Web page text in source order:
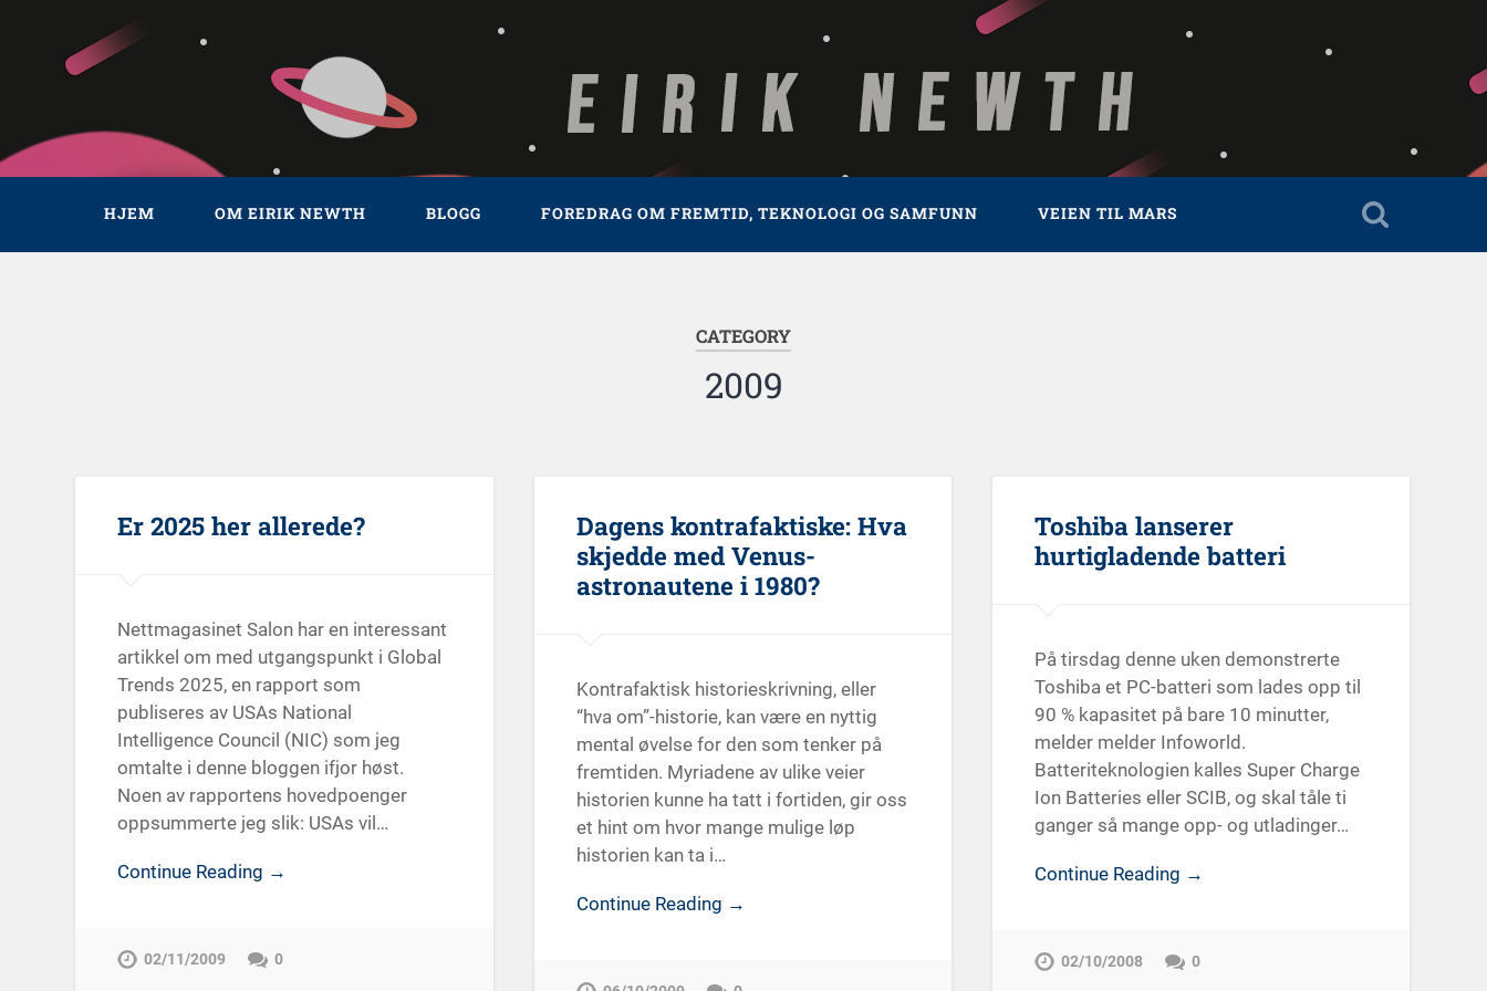
HJEM OM EIRIK NEWTH BLOGG FOREDRAG OM FREMTID, TEKNOLOGI OG SAMFUNN VEIEN TIL MARS
CATEGORY
2009
Er 2025 her allerede?
Nettmagasinet Salon har en interessant
artikkel om med utgangspunkt i Global
Trends 2025, en rapport som
publiseres av USAs National
Intelligence Council (NIC) som jeg
omtalte i denne bloggen ifjor høst.
Noen av rapportens hovedpoenger
oppsummerte jeg slik: USAs vil…
Continue Reading →
02/11/2009 0
Dagens kontrafaktiske: Hva
skjedde med Venus-
astronautene i 1980?
Kontrafaktisk historieskrivning, eller
“hva om”-historie, kan være en nyttig
mental øvelse for den som tenker på
fremtiden. Myriadene av ulike veier
historien kunne ha tatt i fortiden, gir oss
et hint om hvor mange mulige løp
historien kan ta i…
Continue Reading →
Toshiba lanserer
hurtigladende batteri
På tirsdag denne uken demonstrerte
Toshiba et PC-batteri som lades opp til
90 % kapasitet på bare 10 minutter,
melder melder Infoworld.
Batteriteknologien kalles Super Charge
Ion Batteries eller SCIB, og skal tåle ti
ganger så mange opp- og utladinger…
Continue Reading →
02/10/2008 0